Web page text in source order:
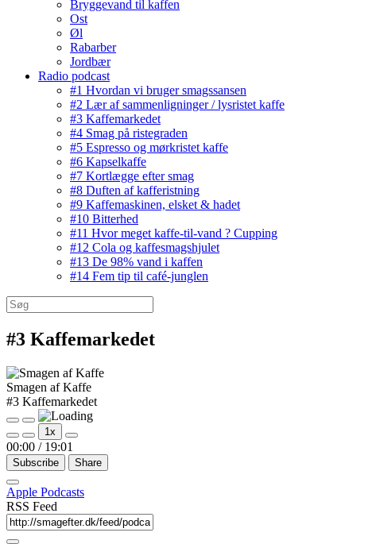
Bryggevand til kaffen
Ost
Øl
Rabarber
Jordbær
Radio podcast
#1 Hvordan vi bruger smagssansen
#2 Lær af sammenligninger / lysristet kaffe
#3 Kaffemarkedet
#4 Smag på ristegraden
#5 Espresso og mørkristet kaffe
#6 Kapselkaffe
#7 Kortlægge efter smag
#8 Duften af kafferistning
#9 Kaffemaskinen, elsket & hadet
#10 Bitterhed
#11 Hvor meget kaffe-til-vand ? Cupping
#12 Cola og kaffesmagshjulet
#13 De 98% vand i kaffen
#14 Fem tip til café-junglen
Søg
efter:
#3 Kaffemarkedet
Smagen af Kaffe
#3 Kaffemarkedet
Play
Episode
Pause
Episode
1x
00:00 / 19:01
Subscribe Share
Apple Podcasts
RSS Feed